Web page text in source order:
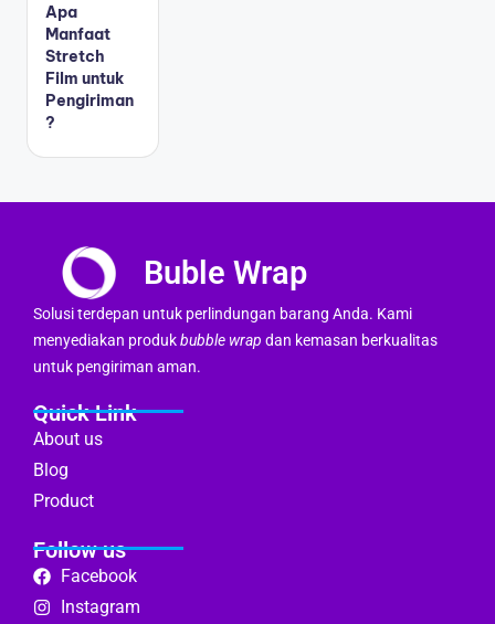
Apa
Manfaat
Stretch
Film untuk
Pengiriman
?
Buble Wrap
Solusi terdepan untuk perlindungan barang Anda. Kami
menyediakan produkbubble wrap dan kemasan berkualitas
untuk pengiriman aman.
Quick Link
About us
Blog
Product
Follow us
Facebook
Instagram